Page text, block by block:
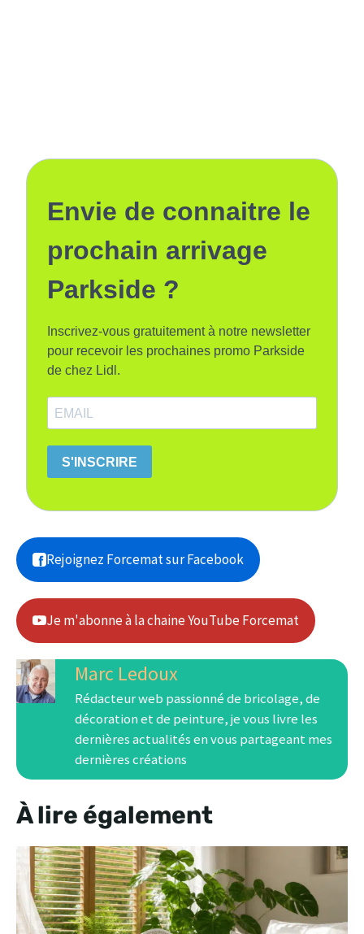
Envie de connaitre le
prochain arrivage
Parkside ?
Inscrivez-vous gratuitement à notre newsletter
pour recevoir les prochaines promo Parkside
de chez Lidl.
S'INSCRIRE
Rejoignez Forcemat sur Facebook
Je m'abonne à la chaine YouTube Forcemat
Marc Ledoux
Rédacteur web passionné de bricolage, de
décoration et de peinture, je vous livre les
dernières actualités en vous partageant mes
dernières créations
À lire également